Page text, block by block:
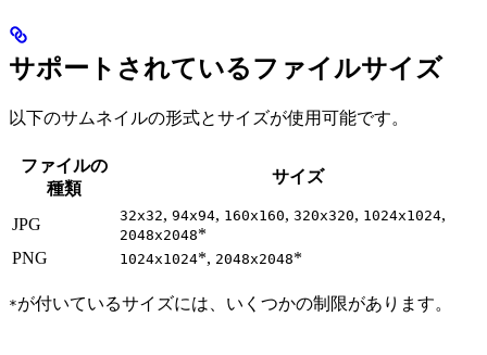
サポートされているファイルサイズ
以下のサムネイルの形式とサイズが使用可能です。
ファイルの
種類
サイズ
JPG 32x32, 94x94, 160x160, 320x320, 1024x1024,
2048x2048*
PNG
1024x1024*, 2048x2048*
*が付いているサイズには、いくつかの制限があります。